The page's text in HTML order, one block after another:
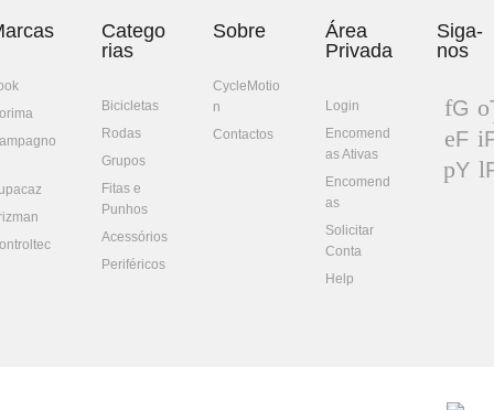
Catego
rias
Bicicletas
Rodas
Grupos
Fitas e
Punhos
Acessórios
Periféricos
Sobre
CycleMotio
n
Contactos
Área
Privada
Login
Encomend
as Ativas
Encomend
as
Solicitar
Conta
Help
Siga-
nos
G
oo
gl
e+
F
ac
eb
Y